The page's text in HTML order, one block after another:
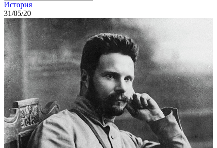
История
31/05/20